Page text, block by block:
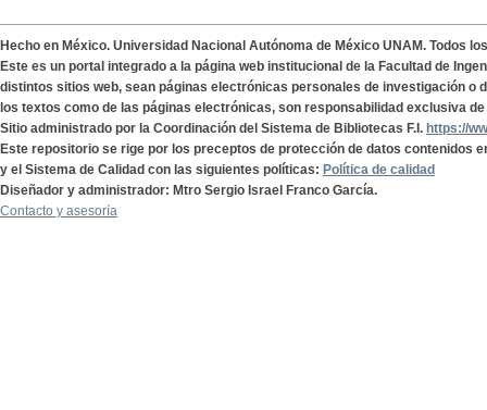
Hecho en México. Universidad Nacional Autónoma de México UNAM. Todos
Este es un portal integrado a la página web institucional de la Facultad de
distintos sitios web, sean páginas electrónicas personales de investigación o
los textos como de las páginas electrónicas, son responsabilidad exclusiva
Sitio administrado por la Coordinación del Sistema de Bibliotecas F.I. https://
Este repositorio se rige por los preceptos de protección de datos contenidos
y el Sistema de Calidad con las siguientes políticas: Política de calidad
Diseñador y administrador: Mtro Sergio Israel Franco García.
Contacto y asesoría